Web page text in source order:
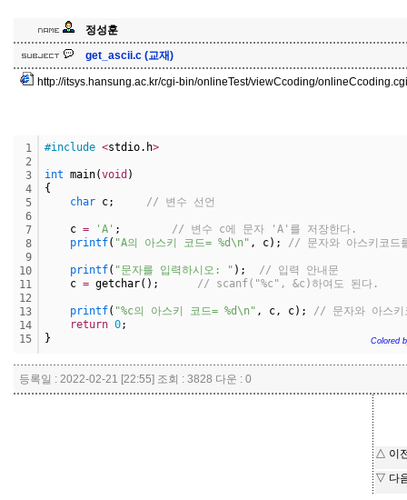
정성훈
get_ascii.c (교재)
http://itsys.hansung.ac.kr/cgi-bin/onlineTest/viewCcoding/
1
2
3
4
5
6
7
8
9
10
11
12
13
14
15
#include <stdio.h>
int main(void )
{
char c; // 변수 선언
c = 'A' ; // 변수 c에 문자 'A'를 저장한다.
printf( "A의 아스키 코드= %d\n" , c); // 문자와 아스키코드
printf( "문자를 입력하시오: " ); // 입력 안내문
c = getchar(); // scanf("%c", &c)하여도 된다.
printf( "%c의 아스키 코드= %d\n" , c, c); // 문자와 아스키
return 0;
}
Colored
등록일 : 2022-02-21 [22:55] 조회 : 3828 다운 : 0
△ 이
▽ 다